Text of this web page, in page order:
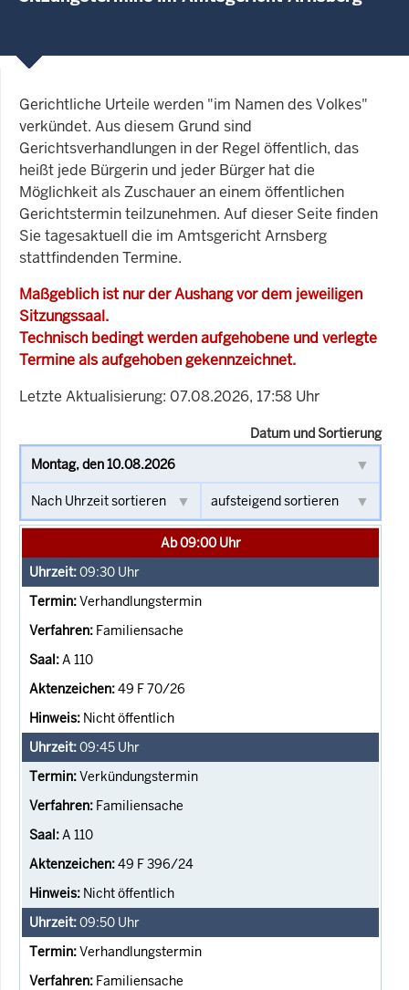
Gerichtliche Urteile werden "im Namen des Volkes"
verkündet. Aus diesem Grund sind
Gerichtsverhandlungen in der Regel öffentlich, das
heißt jede Bürgerin und jeder Bürger hat die
Möglichkeit als Zuschauer an einem öffentlichen
Gerichtstermin teilzunehmen. Auf dieser Seite finden
Sie tagesaktuell die im Amtsgericht Arnsberg
stattfindenden Termine.
Maßgeblich ist nur der Aushang vor dem jeweiligen
Sitzungssaal.
Technisch bedingt werden aufgehobene und verlegte
Termine als aufgehoben gekennzeichnet.
Letzte Aktualisierung: 07.08.2026, 17:58 Uhr
Datum und Sortierung
Ab 09:00 Uhr
09:30 Uhr
Verhandlungstermin
Familiensache
A 110
49 F 70/26
Nicht öffentlich
09:45 Uhr
Verkündungstermin
Familiensache
A 110
49 F 396/24
Nicht öffentlich
09:50 Uhr
Verhandlungstermin
Familiensache